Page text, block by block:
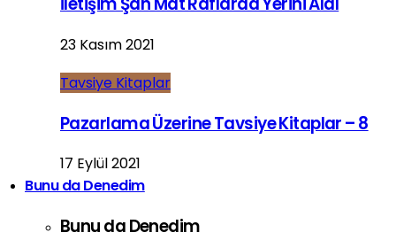
23 Kasım 2021
Tavsiye Kitaplar
Pazarlama Üzerine Tavsiye Kitaplar – 8
17 Eylül 2021
Bunu da Denedim
Bunu da Denedim